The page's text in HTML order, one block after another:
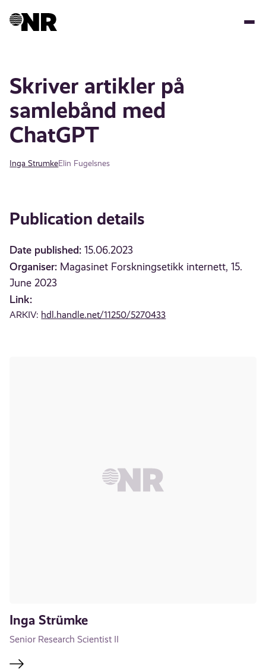
Skriver artikler på
samlebånd med
ChatGPT
Inga StrumkeElin Fugelsnes
Publication details
Date published: 15.06.2023
Organiser: Magasinet Forskningsetikk internett, 15.
June 2023
Link:
ARKIV: hdl.handle.net/11250/5270433
Inga Strümke
Senior Research Scientist II